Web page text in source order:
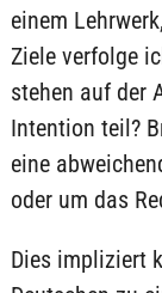
einem
Ziele verfolge
stehen auf der
Intention teil?
eine
oder um das
Dies impliziert